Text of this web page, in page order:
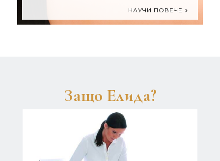
НАУЧИ ПОВЕЧЕ
Защо Елида?